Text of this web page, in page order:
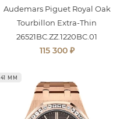
Audemars Piguet Royal Oak
Tourbillon Extra-Thin
26521BC.ZZ.1220BC.01
115 300 ₽
41 ММ